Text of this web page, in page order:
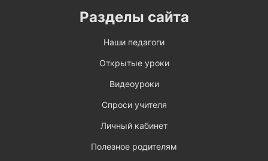
Разделы сайта
Наши педагоги
Открытые уроки
Видеоуроки
Спроси учителя
Личный кабинет
Полезное родителям